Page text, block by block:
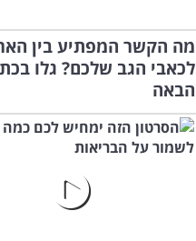
מה הקשר המפתיע בין
לכאבי הגב שלכם? גלו
הבאה